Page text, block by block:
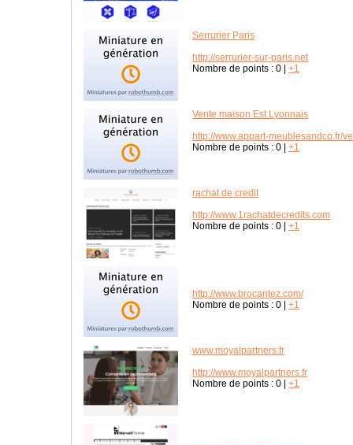
Serrurier Paris
http://serrurier-sur-paris.net
Nombre de points : 0 +1
Vente maison Est Lyonnais
http://www.appart-meublesandco.fr/
Nombre de points : 0 +1
rachat de credit
http://www.1rachatdecredits.com
Nombre de points : 0 +1
http://www.brocantez.com/
Nombre de points : 0 +1
www.moyalpartners.fr
http://www.moyalpartners.fr
Nombre de points : 0 +1